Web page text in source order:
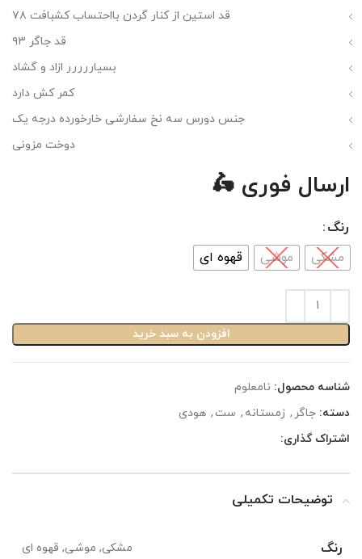
قد استین از کنار گردن بااحتساب کشبافت ۷۸
قد جاگر ۹۳
بسیاررررر ازاد و گشاد
کمر کش دارد
جنس دورس سه نخ سفارشی خارخورده درجه یک
دوخت مزونی
ارسال فوری 🛵
رنگ
مشکی
موشی قهوه ای
افزودن به سبد خرید
شناسه محصول: نامعلوم
دسته: جاگر , زمستانه , ست , هودی
اشتراک گذاری:
توضیحات تکمیلی
رنگ مشکی, موشی, قهوه ای